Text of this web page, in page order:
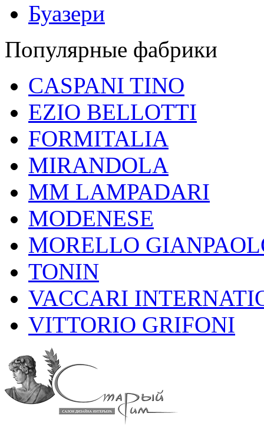
Буазери
Популярные фабрики
CASPANI TINO
EZIO BELLOTTI
FORMITALIA
MIRANDOLA
MM LAMPADARI
MODENESE
MORELLO
TONIN
VACCARI
VITTORIO GRIFONI